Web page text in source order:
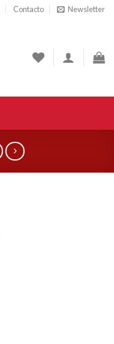
Contacto Newsletter